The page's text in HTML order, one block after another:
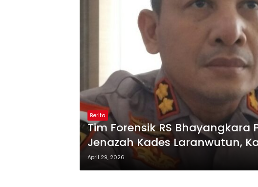
Berita
Tim Forensik RS Bhayangkara
Jenazah Kades Laranwutun,
April 29, 2026